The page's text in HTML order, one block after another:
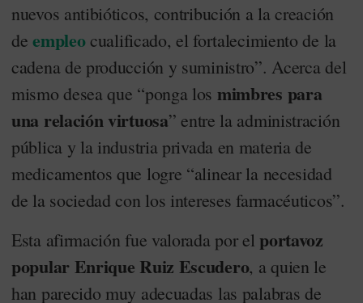
nuevos antibióticos, contribución a la creación
deempleocualificado, el fortalecimiento de la
cadena de producción y suministro”. Acerca del
mismo desea que “ponga los mimbres para
una relación virtuosa” entre la administración
pública y la industria privada en materia de
medicamentos que logre “alinear la necesidad
de la sociedad con los intereses farmacéuticos”.
Esta afirmación fue valorada por el portavoz
popular Enrique Ruiz Escudero, a quien le
han parecido muy adecuadas las palabras de